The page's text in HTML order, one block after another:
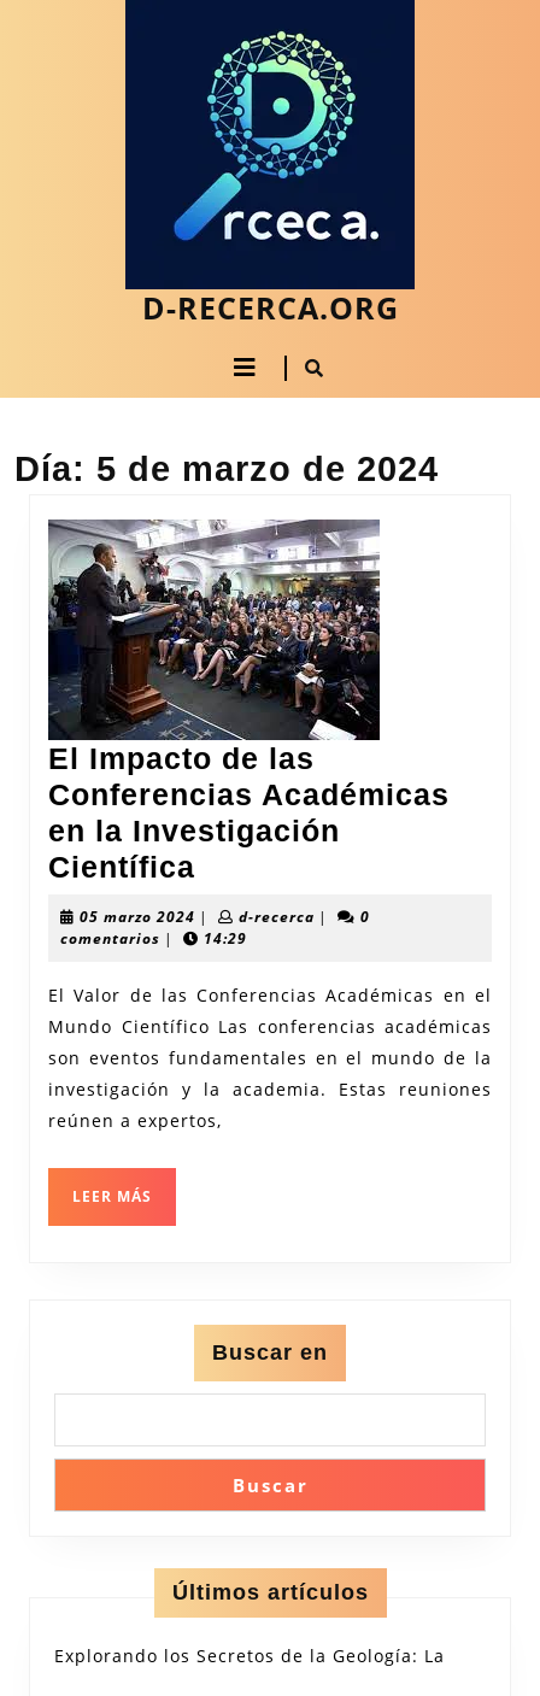
D-RECERCA.ORG
Botón
apertura
Día: 5 de marzo de 2024
El Impacto de las
Conferencias Académicas
en la Investigación
Científica
Impacto
de
Conferencias
Académicas
en
la
05 marzo 2024 05
marzo
| d-recercad-|
0
comentarios | 14:29
El Valor de las Conferencias Académicas en el
Mundo Científico Las conferencias académicas
son eventos fundamentales en el mundo de la
investigación y la academia. Estas reuniones
reúnen a expertos,
LEER MÁS
Buscar en
Buscar
Últimos artículos
Explorando los Secretos de la Geología: La